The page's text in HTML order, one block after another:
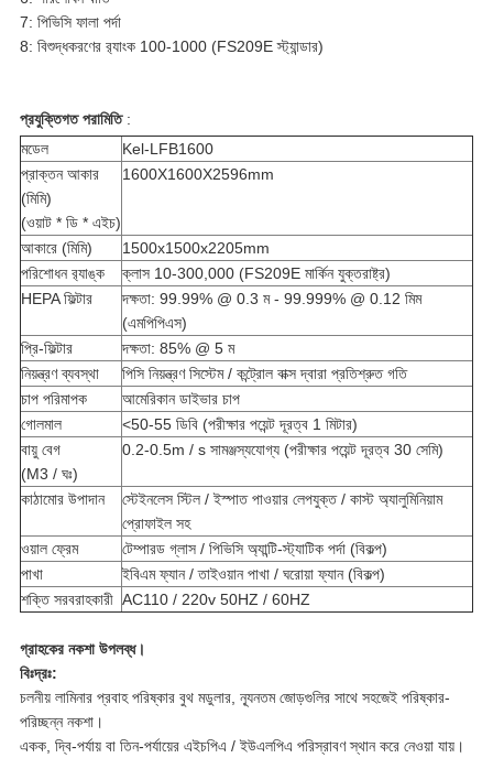
7: পিভিসি ফালা পর্দা
8: বিশুদ্ধকরণের র‌্যাংক 100-1000 (FS209E স্ট্যান্ডার)
প্রযুক্তিগত পরামিতি:
মডেল
Kel-LFB1600
প্রাক্তন আকার
(মিমি)
(ওয়াট * ডি * এইচ)
1600X1600X2596mm
আকারে (মিমি)
1500x1500x2205mm
পরিশোধন র‌্যাঙ্ক
ক্লাস 10-300,000 (FS209E মার্কিন যুক্তরাষ্ট্র)
HEPA ফিল্টার
দক্ষতা: 99.99% @ 0.3 ম - 99.999% @ 0.12 মিম
(এমপিপিএস)
প্রি-ফিল্টার
দক্ষতা: 85% @ 5 ম
নিয়ন্ত্রণ ব্যবস্থা
পিসি নিয়ন্ত্রণ সিস্টেম / কন্ট্রোল বাক্স দ্বারা প্রতিশ্রুত গতি
চাপ পরিমাপক
আমেরিকান ডাইভার চাপ
গোলমাল
<50-55 ডিবি (পরীক্ষার পয়েন্ট দূরত্ব 1 মিটার)
বায়ু বেগ
(M3 / ঘঃ)
0.2-0.5m / s সামঞ্জস্যযোগ্য (পরীক্ষার পয়েন্ট দূরত্ব 30 সেমি)
কাঠামোর উপাদান
স্টেইনলেস স্টিল / ইস্পাত পাওয়ার লেপযুক্ত / কাস্ট অ্যালুমিনিয়াম
প্রোফাইল সহ
ওয়াল ফ্রেম
টেম্পারড গ্লাস / পিভিসি অ্যান্টি-স্ট্যাটিক পর্দা (বিকল্প)
পাখা
ইবিএম ফ্যান / তাইওয়ান পাখা / ঘরোয়া ফ্যান (বিকল্প)
শক্তি সরবরাহকারী AC110 / 220v 50HZ / 60HZ
গ্রাহকের নকশা উপলব্ধ।
বিঃদ্রঃ:
চলনীয় লামিনার প্রবাহ পরিষ্কার বুথ মডুলার, ন্যূনতম জোড়গুলির সাথে সহজেই পরিষ্কার-
পরিচ্ছন্ন নকশা।
একক, দ্বি-পর্যায় বা তিন-পর্যায়ের এইচপিএ / ইউএলপিএ পরিস্রাবণ স্থান করে নেওয়া যায়।